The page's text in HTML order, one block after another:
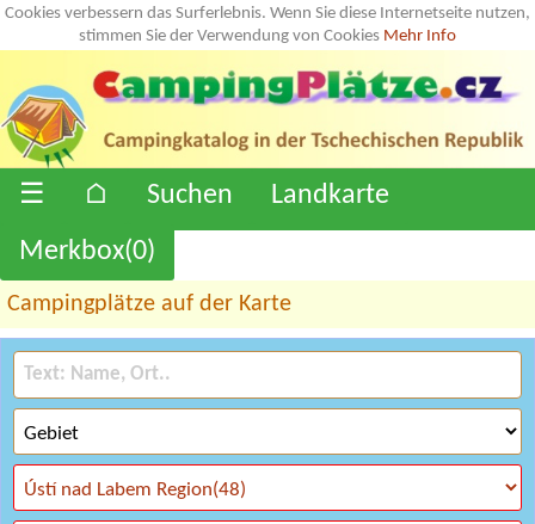
Cookies verbessern das Surferlebnis. Wenn Sie diese Internetseite nutzen,
stimmen Sie der Verwendung von Cookies Mehr Info
☰ ⌂ Suchen
Landkarte
Merkbox(0)
Campingplätze auf der Karte